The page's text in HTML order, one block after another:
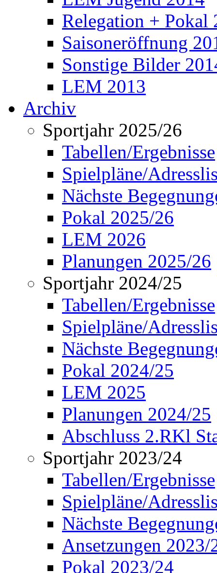
Relegation + Pokal
Saisoneröffnung
Sonstige Bilder
LEM 2013
Archiv
Sportjahr 2025/26
Tabellen/Ergebnisse
Spielpläne/
Nächste
Pokal 2025/26
LEM 2026
Planungen 2025/26
Sportjahr 2024/25
Tabellen/Ergebnisse
Spielpläne/
Nächste
Pokal 2024/25
LEM 2025
Planungen 2024/25
Abschluss 2.RKl
Sportjahr 2023/24
Tabellen/Ergebnisse
Spielpläne/
Nächste
Ansetzungen 2023/
Pokal 2023/24